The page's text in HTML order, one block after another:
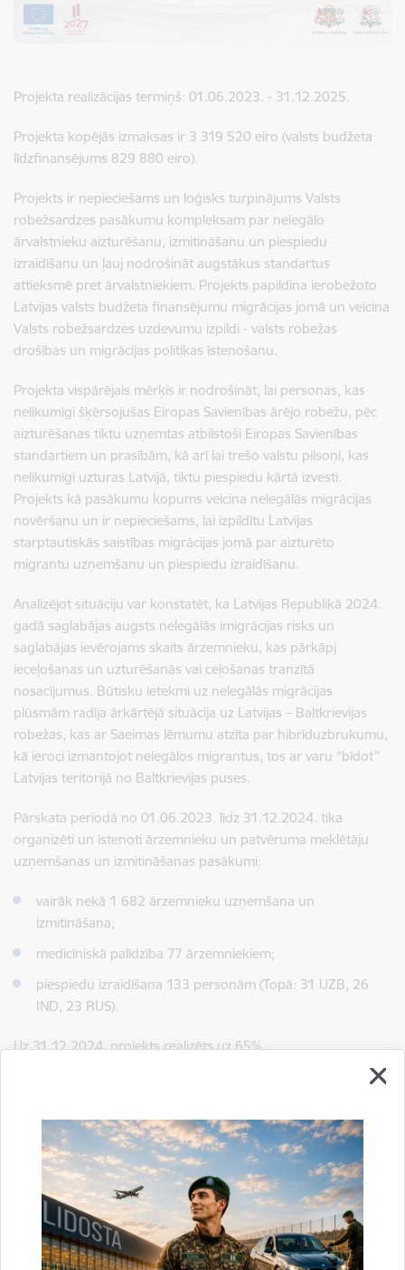
Projekta realizācijas termiņš: 01.06.2023. - 31.12.2025.
Projekta kopējās izmaksas ir 3 319 520 eiro (valsts budžeta
līdzfinansējums 829 880 eiro).
Projekts ir nepieciešams un loģisks turpinājums Valsts
robežsardzes pasākumu kompleksam par nelegālo
ārvalstnieku aizturēšanu, izmitināšanu un piespiedu
izraidīšanu un ļauj nodrošināt augstākus standartus
attieksmē pret ārvalstniekiem. Projekts papildina ierobežoto
Latvijas valsts budžeta finansējumu migrācijas jomā un veicina
Valsts robežsardzes uzdevumu izpildi - valsts robežas
drošības un migrācijas politikas īstenošanu.
Projekta vispārējais mērķis ir nodrošināt, lai personas, kas
nelikumīgi šķērsojušas Eiropas Savienības ārējo robežu, pēc
aizturēšanas tiktu uzņemtas atbilstoši Eiropas Savienības
standartiem un prasībām, kā arī lai trešo valstu pilsoņi, kas
nelikumīgi uzturas Latvijā, tiktu piespiedu kārtā izvesti.
Projekts kā pasākumu kopums veicina nelegālās migrācijas
novēršanu un ir nepieciešams, lai izpildītu Latvijas
starptautiskās saistības migrācijas jomā par aizturēto
migrantu uzņemšanu un piespiedu izraidīšanu.
Analizējot situāciju var konstatēt, ka Latvijas Republikā 2024.
gadā saglabājas augsts nelegālās imigrācijas risks un
saglabājas ievērojams skaits ārzemnieku, kas pārkāpj
ieceļošanas un uzturēšanās vai ceļošanas tranzītā
nosacījumus. Būtisku ietekmi uz nelegālās migrācijas
plūsmām radīja ārkārtējā situācija uz Latvijas – Baltkrievijas
robežas, kas ar Saeimas lēmumu atzīta par hibrīduzbrukumu,
kā ieroci izmantojot nelegālos migrantus, tos ar varu “bīdot”
Latvijas teritorijā no Baltkrievijas puses.
Pārskata periodā no 01.06.2023. līdz 31.12.2024. tika
organizēti un īstenoti ārzemnieku un patvēruma meklētāju
uzņemšanas un izmitināšanas pasākumi:
vairāk nekā 1 682 ārzemnieku uzņemšana un
izmitināšana;
medicīniskā palīdzība 77 ārzemniekiem;
piespiedu izraidīšana 133 personām (Topā: 31 UZB, 26
IND, 23 RUS).
Uz 31.12.2024. projekts realizēts uz 65%.
pieplūdumu un patvēruma meklētāju skaitu 2025. -2026.
gados.
Šī projekta turpināšana Patvērumu, migrācijas un integrācijas
fonda programmas un aktivitātes ietvaros ir viena no
svarīgākajām un prioritārajām Valsts robežsardzes
aktivitātēm.